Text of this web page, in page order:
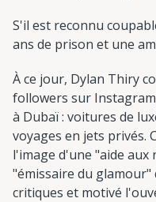
S'il est reconnu
ans de prison et une
À ce jour, Dylan Thiry
followers sur
à Dubaï : voitures de
voyages en jets privés.
l'image d'une "aide aux
"émissaire du glamour"
critiques et motivé